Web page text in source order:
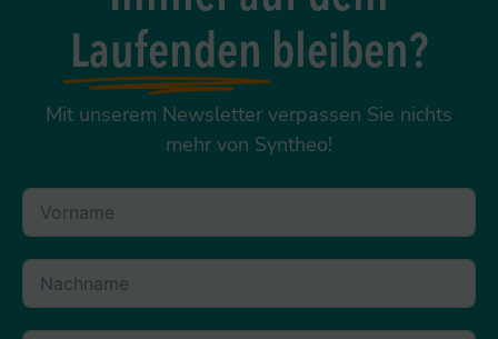
Laufenden bleiben?
Mit unserem Newsletter verpassen Sie nichts
mehr von Syntheo!